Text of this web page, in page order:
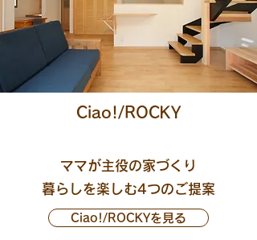
Ciao!/ROCKY
ママが主役の家づくり
暮らしを楽しむ4つのご提案
​Ciao!/ROCKYを見る